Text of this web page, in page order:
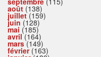
août (138)
juillet(159)
juin (128)
mai (185)
avril(164)
mars(149)
février(163)